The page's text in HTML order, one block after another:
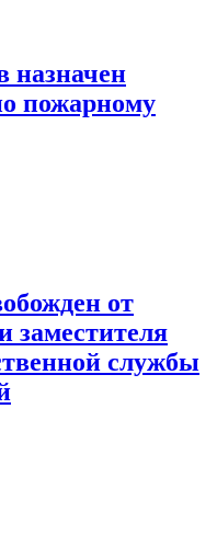
назначен
пожарному
от
заместителя
службы